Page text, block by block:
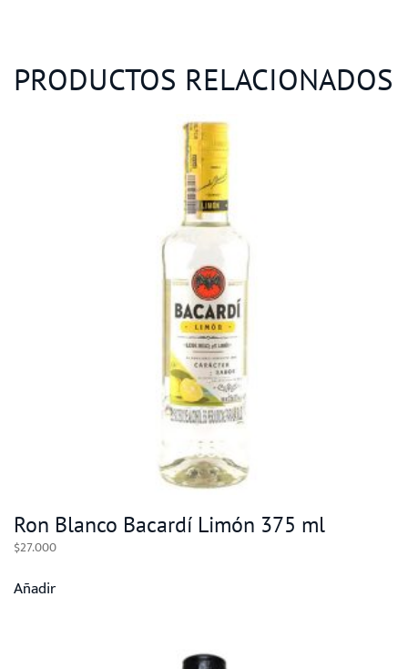
PRODUCTOS RELACIONADOS
Ron Blanco Bacardí Limón 375 ml
$27.000
Añadir